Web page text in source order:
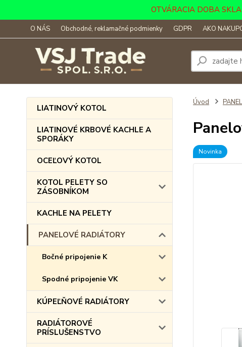
OTVÁRACIA DOBA
O NÁS Obchodné, reklamačné podmienky GDPR AKO
LIATINOVÝ KOTOL
LIATINOVÉ KRBOVÉ KACHLE A
SPORÁKY
OCEĽOVÝ KOTOL
KOTOL PELETY SO
ZÁSOBNÍKOM
KACHLE NA PELETY
PANELOVÉ RADIÁTORY
Bočné pripojenie K
Spodné pripojenie VK
KÚPEĽŇOVÉ RADIÁTORY
RADIÁTOROVÉ
PRÍSLUŠENSTVO
Úvod
Novinka